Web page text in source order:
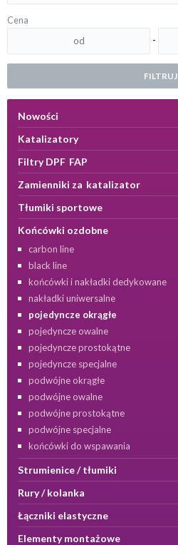
Cena
-
FILTRUJ
Nowości
Katalizatory
Filtry DPF FAP
Zamienniki za katalizator
Tłumiki sportowe
Końcówki ozdobne
carbon line
black line
końcówki i nakładki dedykowane
nakładki uniwersalne
pojedyncze okrągłe
pojedyncze owalne
pojedyncze prostokątne
pojedyncze specjalne
podwójne okrągłe
podwójne owalne
podwójne prostokątne
podwójne specjalne
końcówki do wspawania
Strumienice / tłumiki
Rury / kolanka
Łączniki elastyczne
Elementy montażowe